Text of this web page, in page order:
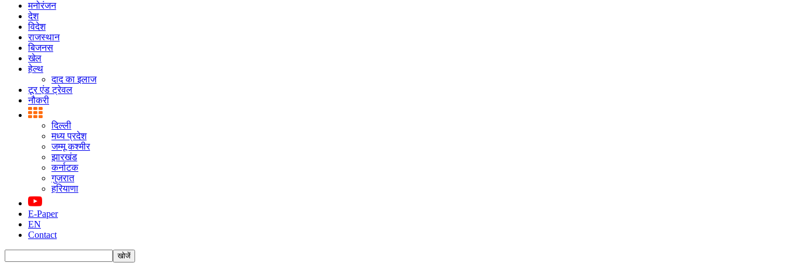
मनोरंजन
देश
विदेश
राजस्थान
बिजनस
खेल
हेल्थ
दाद का इलाज
टूर एंड ट्रेवल
नौकरी
दिल्ली
मध्य प्रदेश
जम्मू कश्मीर
झारखंड
कर्नाटक
गुजरात
हरियाणा
E-Paper
EN
Contact